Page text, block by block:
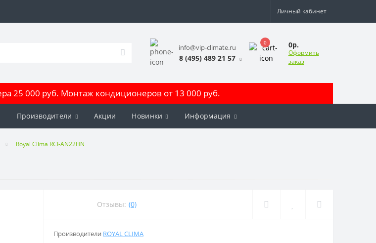
Личный кабинет
info@vip-climate.ru
8 (495) 489 21 57
0 0р.
Оформить
заказ
25 000 руб. Монтаж кондиционеров от 13 000 руб.
Производители Акции Новинки Информация
Royal Clima RCI-AN22HN
Отзывы: (0)
Производители ROYAL CLIMA